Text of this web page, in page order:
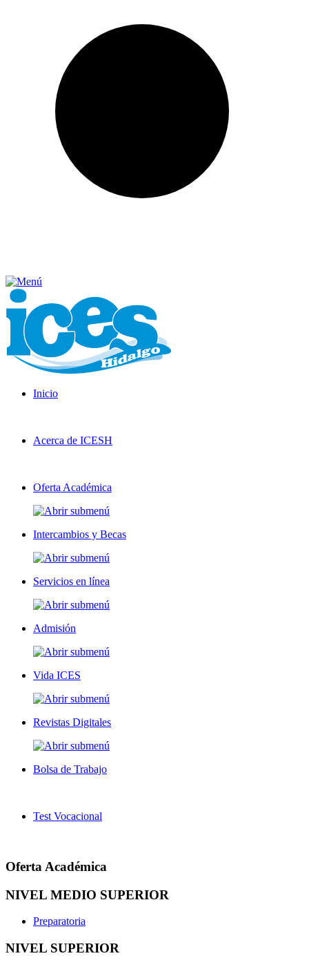
Inicio
Acerca de ICESH
Oferta Académica
Intercambios y Becas
Servicios en línea
Admisión
Vida ICES
Revistas Digitales
Bolsa de Trabajo
Test Vocacional
Oferta Académica
NIVEL MEDIO SUPERIOR
Preparatoria
NIVEL SUPERIOR